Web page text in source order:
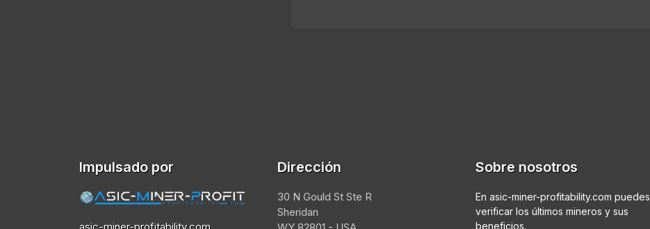
Impulsado por Dirección
30 N Gould St Ste R
Sheridan
Sobre nosotros
En asic-miner-profitability.com puedes
verificar los últimos mineros y sus
beneficios.